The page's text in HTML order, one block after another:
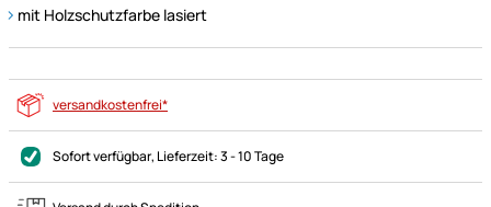
mit Holzschutzfarbe lasiert
versandkostenfrei*
Sofort verfügbar, Lieferzeit:3 - 10 Tage